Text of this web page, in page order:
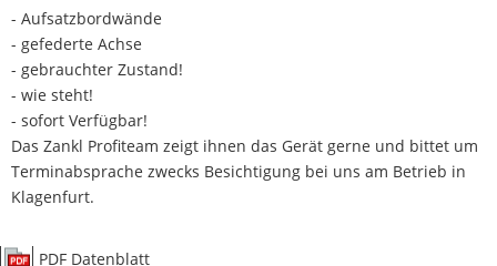
- Aufsatzbordwände
- gefederte Achse
- gebrauchter Zustand!
- wie steht!
- sofort Verfügbar!
Das Zankl Profiteam zeigt ihnen das Gerät gerne und bittet um
Terminabsprache zwecks Besichtigung bei uns am Betrieb in
Klagenfurt.
PDF Datenblatt